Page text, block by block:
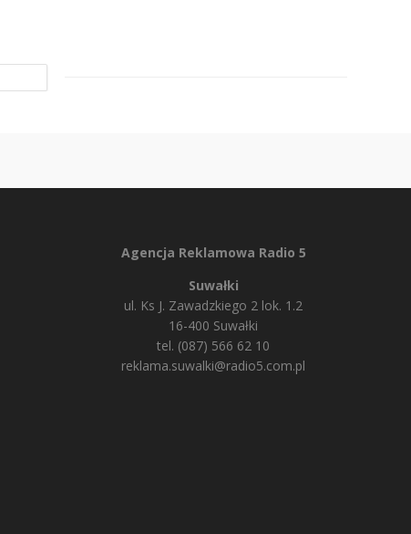
Agencja Reklamowa Radio 5
Suwałki
ul. Ks J. Zawadzkiego 2 lok. 1.2
16-400 Suwałki
tel. (087) 566 62 10
reklama.suwalki@radio5.com.pl